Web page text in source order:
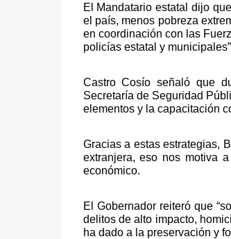
El Mandatario estatal dijo
el país, menos pobreza
en coordinación con las
policías estatal y
Castro Cosío señaló que
Secretaría de Seguridad
elementos y la capacitación
Gracias a estas estrategias,
extranjera, eso nos motiva
económico.
El Gobernador reiteró que
delitos de alto impacto,
ha dado a la preservación y